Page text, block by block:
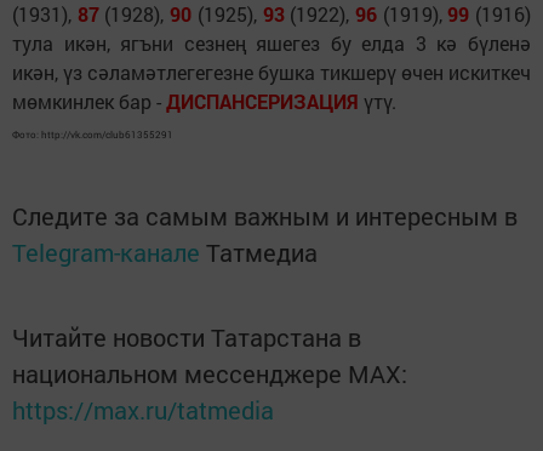
(1931), 87(1928),90 (1925), 93(1922), 96(1919),99 (1916)
тула икән, ягъни сезнең яшегез бу елда 3 кә бүленә
икән, үз сәламәтлегегезне бушка тикшерү өчен искиткеч
мөмкинлек бар -ДИСПАНСЕРИЗАЦИЯ үтү.
Фото: http://vk.com/club61355291
Следите за самым важным и интересным в
Telegram-канале Татмедиа
Читайте новости Татарстана в
национальном мессенджере MАХ:
https://max.ru/tatmedia